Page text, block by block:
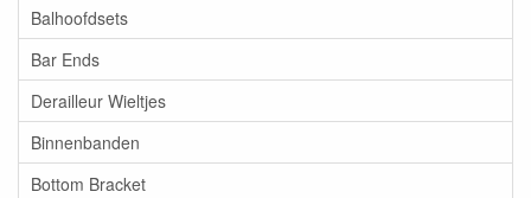
Balhoofdsets
Bar Ends
Derailleur Wieltjes
Binnenbanden
Bottom Bracket